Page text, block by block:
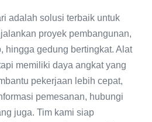
adalah solusi terbaik untuk
proyek pembangunan,
hingga gedung bertingkat. Alat
memiliki daya angkat yang
pekerjaan lebih cepat,
pemesanan, hubungi
juga. Tim kami siap